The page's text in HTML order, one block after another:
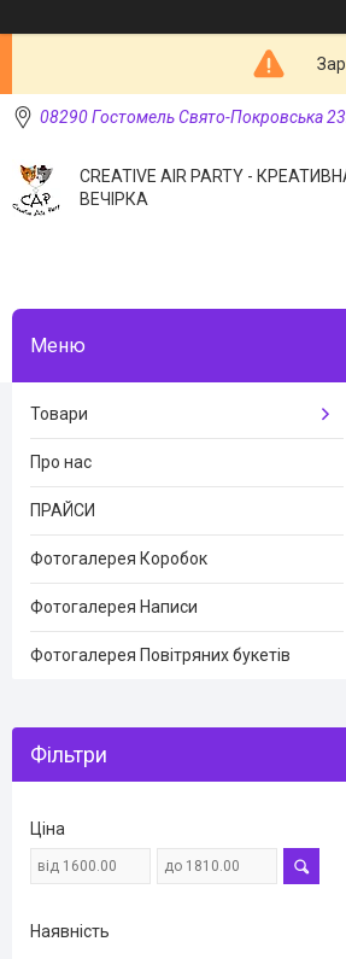
08290 Гостомель Свято-Покровська
CREATIVE AIR PARTY -
ВЕЧІРКА
Товари
Про нас
ПРАЙСИ
Фотогалерея Коробок
Фотогалерея Написи
Фотогалерея Повітряних букетів
Фільтри
Ціна
Наявність